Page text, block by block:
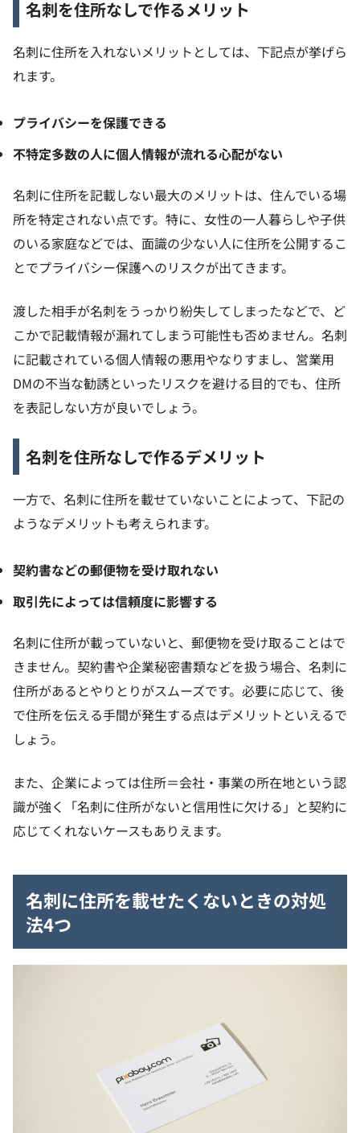
名刺を住所なしで作るメリット
名刺に住所を入れないメリットとしては、下記点が挙げら
れます。
プライバシーを保護できる
不特定多数の人に個人情報が流れる心配がない
名刺に住所を記載しない最大のメリットは、住んでいる場
所を特定されない点です。特に、女性の一人暮らしや子供
のいる家庭などでは、面識の少ない人に住所を公開するこ
とでプライバシー保護へのリスクが出てきます。
渡した相手が名刺をうっかり紛失してしまったなどで、ど
こかで記載情報が漏れてしまう可能性も否めません。名刺
に記載されている個人情報の悪用やなりすまし、営業用
DMの不当な勧誘といったリスクを避ける目的でも、住所
を表記しない方が良いでしょう。
名刺を住所なしで作るデメリット
一方で、名刺に住所を載せていないことによって、下記の
ようなデメリットも考えられます。
契約書などの郵便物を受け取れない
取引先によっては信頼度に影響する
名刺に住所が載っていないと、郵便物を受け取ることはで
きません。契約書や企業秘密書類などを扱う場合、名刺に
住所があるとやりとりがスムーズです。必要に応じて、後
で住所を伝える手間が発生する点はデメリットといえるで
しょう。
また、企業によっては住所＝会社・事業の所在地という認
識が強く「名刺に住所がないと信用性に欠ける」と契約に
応じてくれないケースもありえます。
名刺に住所を載せたくないときの対処
法4つ